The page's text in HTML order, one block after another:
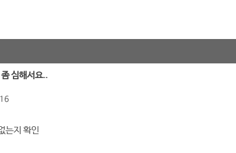
심해서요..
는지 확인